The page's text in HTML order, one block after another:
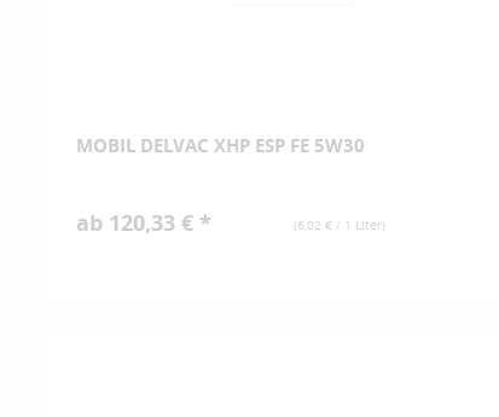
MOBIL DELVAC XHP ESP FE 5W30
(6,02 € / 1 Liter)
ab 120,33 € *